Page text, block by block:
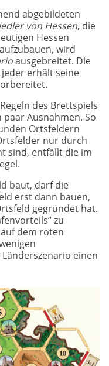
abgebildeten
von Hessen, die
Hessen
wird
ausgebreitet. Die
erhält seine
des Brettspiels
paar Ausnahmen. So
Ortsfeldern
nur durch
sind, entfällt die im
baut, darf die
erst dann bauen,
gegründet hat.
zu
dem roten
einen